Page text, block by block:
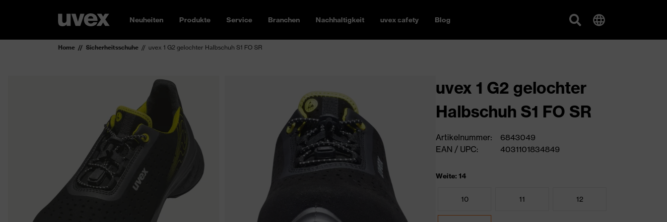
Neuheiten Produkte Service Branchen Nachhaltigkeit uvex safety Blog
Home Sicherheitsschuhe uvex 1 G2 gelochter Halbschuh S1 FO SR
uvex 1 G2 gelochter
Halbschuh S1 FO SR
Artikelnummer:
6843049
EAN / UPC:
4031101834849
Weite: 14
10 11 12